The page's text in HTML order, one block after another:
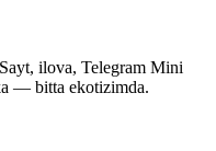
ilova, Telegram Mini
— bitta ekotizimda.